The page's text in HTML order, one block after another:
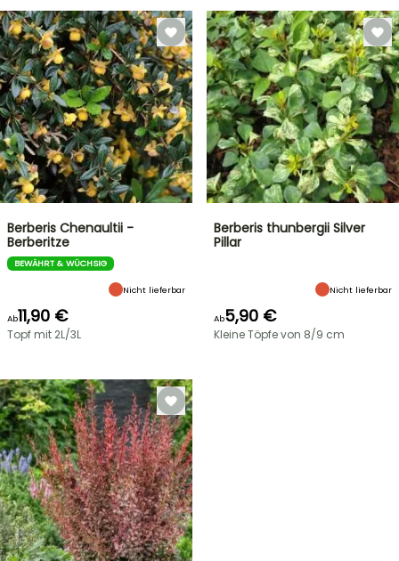
Berberis Chenaultii -
Berberitze
BEWÄHRT & WÜCHSIG
Nicht lieferbar
Ab11,90 €
Topf mit 2L/3L
Berberis thunbergii Silver
Pillar
Nicht lieferbar
Ab5,90 €
Kleine Töpfe von 8/9 cm